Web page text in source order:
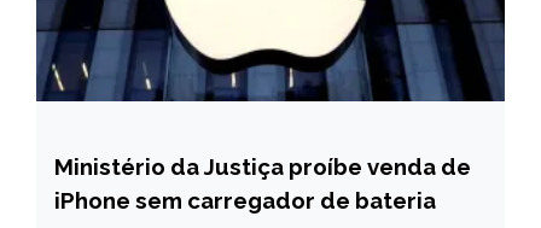
BRASIL
NOTÍCIAS
Ministério da Justiça proíbe venda de
iPhone sem carregador de bateria